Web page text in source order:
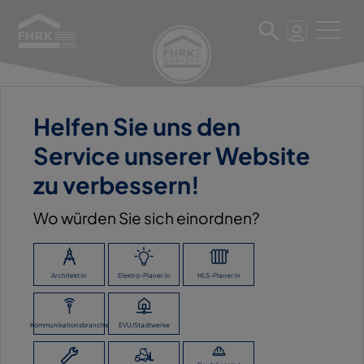
Helfen Sie uns den
Service unserer Website
zu verbessern!
Wo würden Sie sich einordnen?
Architekt:in Elektro-Planer:in HLS-Planer:in
Kommunikationsbranche EVU/Stadtwerke
5. Mai 2023
ROHREINFÜHRUNG FALSCH
ZURÜCK ZUR ÜBERSICHT